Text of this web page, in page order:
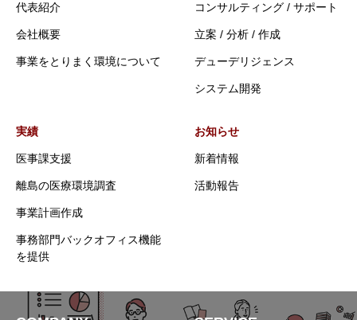
代表紹介
会社概要
事業をとりまく環境について
コンサルティング / サポート
立案 / 分析 / 作成
デューデリジェンス
システム開発
実績
医事課支援
離島の医療環境調査
事業計画作成
事務部門バックオフィス機能
を提供
お知らせ
新着情報
活動報告